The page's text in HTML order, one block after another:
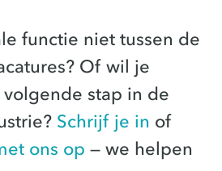
functie niet tussen de
Of wil je
stap in de
Schrijf je in of
ons op — we helpen